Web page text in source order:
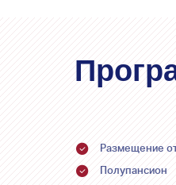
Размещение
Полупансион